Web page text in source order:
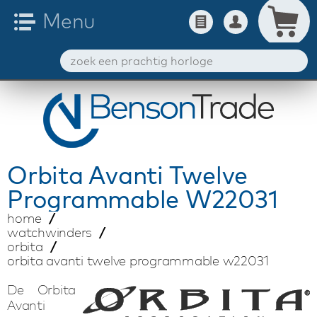
Orbita Avanti Twelve
Programmable W22031
home
watchwinders
orbita
orbita avanti twelve programmable w22031
De Orbita
Avanti